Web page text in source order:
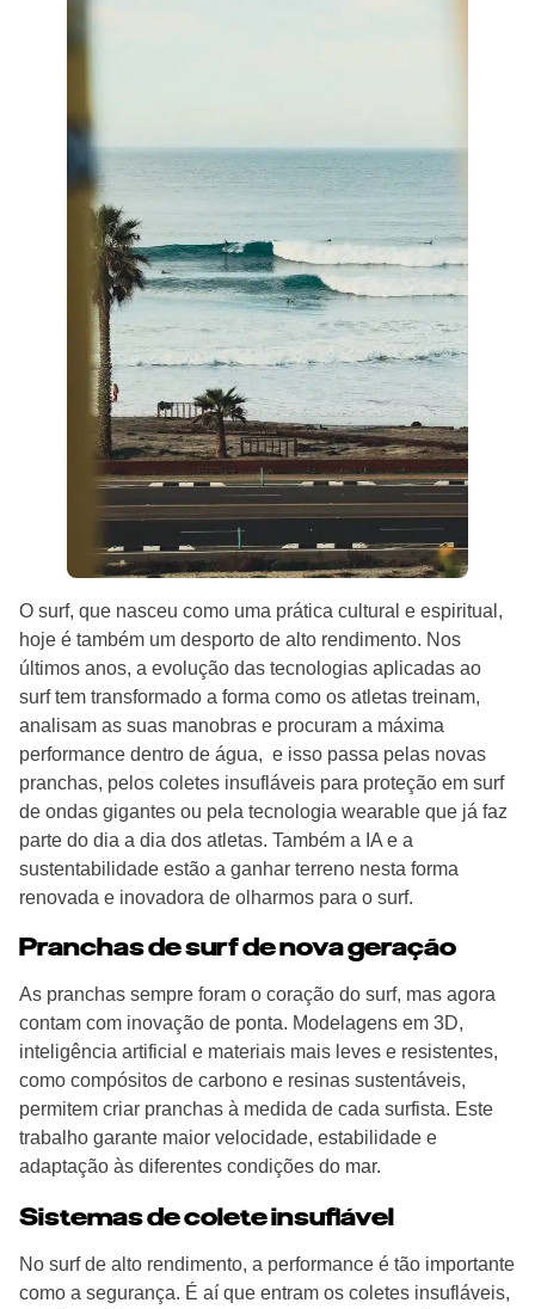
O surf, que nasceu como uma prática cultural e espiritual,
hoje é também um desporto de alto rendimento. Nos
últimos anos, a evolução das tecnologias aplicadas ao
surf tem transformado a forma como os atletas treinam,
analisam as suas manobras e procuram a máxima
performance dentro de água, e isso passa pelas novas
pranchas, pelos coletes insufláveis para proteção em surf
de ondas gigantes ou pela tecnologia wearable que já faz
parte do dia a dia dos atletas. Também a IA e a
sustentabilidade estão a ganhar terreno nesta forma
renovada e inovadora de olharmos para o surf.
Pranchas de surf de nova geração
As pranchas sempre foram o coração do surf, mas agora
contam com inovação de ponta. Modelagens em 3D,
inteligência artificial e materiais mais leves e resistentes,
como compósitos de carbono e resinas sustentáveis,
permitem criar pranchas à medida de cada surfista. Este
trabalho garante maior velocidade, estabilidade e
adaptação às diferentes condições do mar.
Sistemas de colete insuflável
No surf de alto rendimento, a performance é tão importante
como a segurança. É aí que entram os coletes insufláveis,